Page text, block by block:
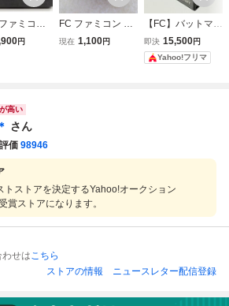
ァミコ
バッ
円
FC ファミコン 超
惑星戦記メタファ
現在 1,100円
【FC】バットマン
ファミコンソフト
SUNSOFT 貴重ハ
ガキ付き完品 良
即決 15,500円
Yahoo!フリマ
高い
さん
評価 98946
トストアを決定するYahoo!オークション
賞ストアになります。
せはこちら
ストアの情報
ニュースレター配信登録